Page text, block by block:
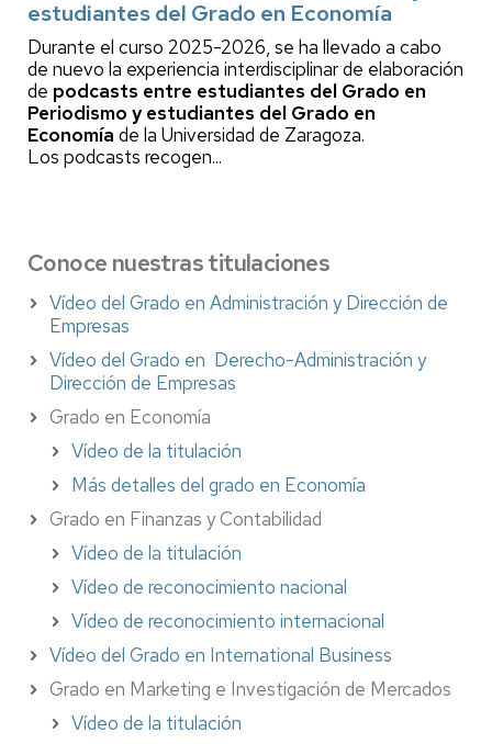
estudiantes del Grado en Economía
Durante el curso 2025-2026, se ha llevado a cabo
de nuevo la experiencia interdisciplinar de elaboración
de podcasts entre estudiantes del Grado en
Periodismo y estudiantes del Grado en
Economía de la Universidad de Zaragoza.
Los podcasts recogen...
Conoce nuestras titulaciones
Vídeo del Grado en Administración y Dirección de
Empresas
Vídeo del Grado en Derecho-Administración y
Dirección de Empresas
Grado en Economía
Vídeo de la titulación
Más detalles del grado en Economía
Grado en Finanzas y Contabilidad
Vídeo de la titulación
Vídeo de reconocimiento nacional
Vídeo de reconocimiento internacional
Vídeo del Grado en International Business
Grado en Marketing e Investigación de Mercados
Vídeo de la titulación